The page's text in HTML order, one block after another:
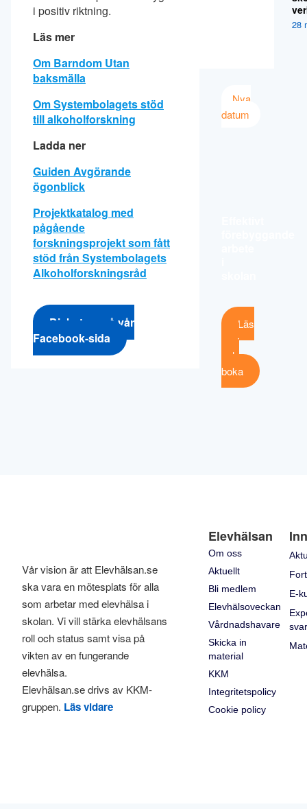
i positiv riktning.
Läs mer
Om Barndom Utan
baksmälla
Om Systembolagets stöd
till alkoholforskning
Ladda ner
Guiden Avgörande
ögonblick
Projektkatalog med
pågående
forskningsprojekt som fått
stöd från Systembolagets
Alkoholforskningsråd
Diskutera på vår
Facebook-sida
28
Nya
datum
Läs
mer
och
boka
Vår vision är att Elevhälsan.se
ska vara en mötesplats för alla
som arbetar med elevhälsa i
skolan. Vi vill stärka elevhälsans
roll och status samt visa på
vikten av en fungerande
elevhälsa.
Elevhälsan.se drivs av KKM-
gruppen. Läs vidare
Elevhälsan
Om oss
Aktuellt
Bli medlem
Elevhälsoveckan
Vårdnadshavare
Skicka in
material
KKM
Integritetspolicy
Cookie policy
E-